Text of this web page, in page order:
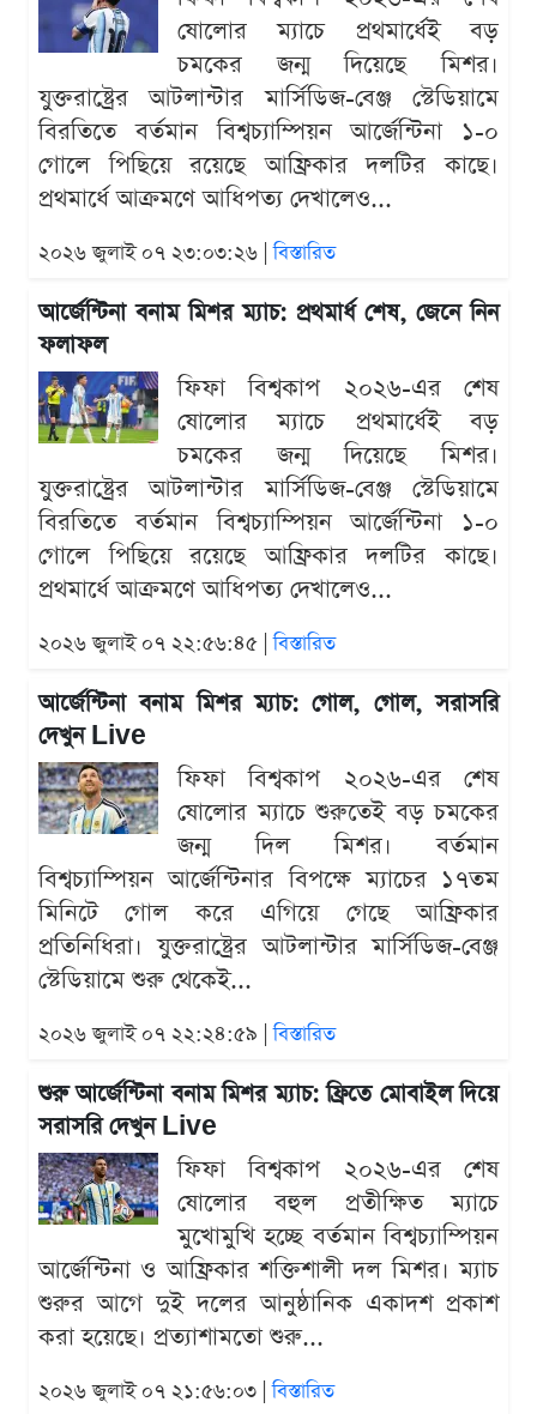
ষোলোর ম্যাচে প্রথমার্ধেই বড়
চমকের জন্ম দিয়েছে মিশর।
যুক্তরাষ্ট্রের আটলান্টার মার্সিডিজ-বেঞ্জ স্টেডিয়ামে
বিরতিতে বর্তমান বিশ্বচ্যাম্পিয়ন আর্জেন্টিনা ১-০
গোলে পিছিয়ে রয়েছে আফ্রিকার দলটির কাছে।
প্রথমার্ধে আক্রমণে আধিপত্য দেখালেও...
২০২৬ জুলাই ০৭ ২৩:০৩:২৬ |বিস্তারিত
আর্জেন্টিনা বনাম মিশর ম্যাচ: প্রথমার্ধ শেষ, জেনে নিন
ফলাফল
ফিফা বিশ্বকাপ ২০২৬-এর শেষ
ষোলোর ম্যাচে প্রথমার্ধেই বড়
চমকের জন্ম দিয়েছে মিশর।
যুক্তরাষ্ট্রের আটলান্টার মার্সিডিজ-বেঞ্জ স্টেডিয়ামে
বিরতিতে বর্তমান বিশ্বচ্যাম্পিয়ন আর্জেন্টিনা ১-০
গোলে পিছিয়ে রয়েছে আফ্রিকার দলটির কাছে।
প্রথমার্ধে আক্রমণে আধিপত্য দেখালেও...
২০২৬ জুলাই ০৭ ২২:৫৬:৪৫ |বিস্তারিত
আর্জেন্টিনা বনাম মিশর ম্যাচ: গোল, গোল, সরাসরি
দেখুন Live
ফিফা বিশ্বকাপ ২০২৬-এর শেষ
ষোলোর ম্যাচে শুরুতেই বড় চমকের
জন্ম দিল মিশর। বর্তমান
বিশ্বচ্যাম্পিয়ন আর্জেন্টিনার বিপক্ষে ম্যাচের ১৭তম
মিনিটে গোল করে এগিয়ে গেছে আফ্রিকার
প্রতিনিধিরা। যুক্তরাষ্ট্রের আটলান্টার মার্সিডিজ-বেঞ্জ
স্টেডিয়ামে শুরু থেকেই...
২০২৬ জুলাই ০৭ ২২:২৪:৫৯ |বিস্তারিত
শুরু আর্জেন্টিনা বনাম মিশর ম্যাচ: ফ্রিতে মোবাইল দিয়ে
সরাসরি দেখুন Live
ফিফা বিশ্বকাপ ২০২৬-এর শেষ
ষোলোর বহুল প্রতীক্ষিত ম্যাচে
মুখোমুখি হচ্ছে বর্তমান বিশ্বচ্যাম্পিয়ন
আর্জেন্টিনা ও আফ্রিকার শক্তিশালী দল মিশর। ম্যাচ
শুরুর আগে দুই দলের আনুষ্ঠানিক একাদশ প্রকাশ
করা হয়েছে। প্রত্যাশামতো শুরু...
২০২৬ জুলাই ০৭ ২১:৫৬:০৩ |বিস্তারিত